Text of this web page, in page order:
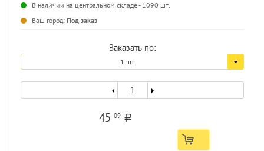
В наличии на центральном складе - 1090 шт.
Ваш город: Под заказ
Заказать по:
1 шт.
4509 a